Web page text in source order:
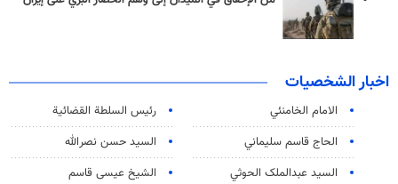
اخبار الشخصيات
الامام الخامنئي
رئیس السلطة القضائیة
الحاج قاسم سليماني
السيد حسن نصرالله
السید عبدالملک الحوثي
الشيخ عيسى قاسم